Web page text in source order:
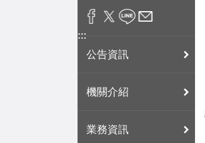
:::
公告資訊
機關介紹
業務資訊